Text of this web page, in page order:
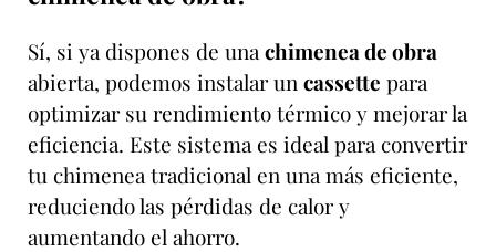
Sí, si ya dispones de una chimenea de obra
abierta, podemos instalar un cassette para
optimizar su rendimiento térmico y mejorar la
eficiencia. Este sistema es ideal para convertir
tu chimenea tradicional en una más eficiente,
reduciendo las pérdidas de calor y
aumentando el ahorro.